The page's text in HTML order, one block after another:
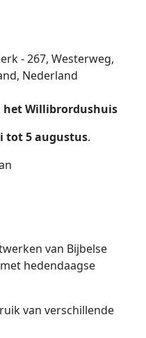
- 267, Westerweg,
Nederland
het Willibrordushuis
tot 5 augustus.
van Bijbelse
hedendaagse
van verschillende